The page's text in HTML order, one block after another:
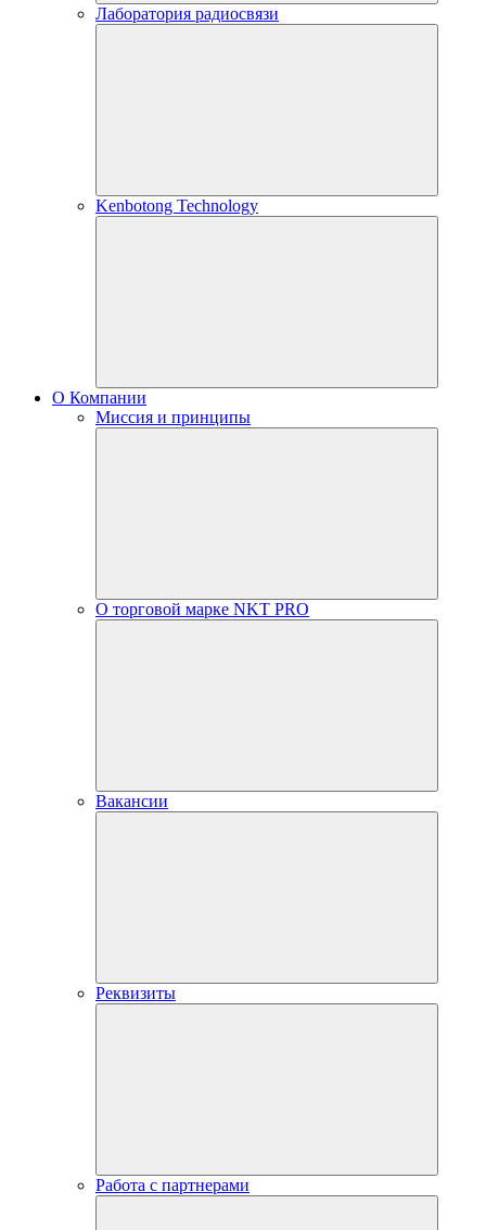
Лаборатория радиосвязи
Kenbotong Technology
О Компании
Миссия и принципы
О торговой марке NKT PRO
Вакансии
Реквизиты
Работа с партнерами